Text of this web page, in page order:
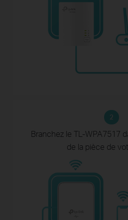
2
Branchez le TL-WPA7517
de la pièce de